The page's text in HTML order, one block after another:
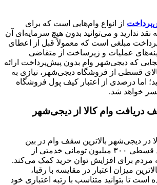
از انواع وام‌هایی است که برای
نقد ندارید و می‌توانید بدون هیچ سرمایه‌ای آن
مبلغی است که معمولاً قبل از اعطای
عملیات و زیرساخت از متقاضی
که دیجی‌شهر وام بدون پیش‌پرداخت ارائه
قسطی از فروشگاه دیجی‌شهر، نیازی به
اما درصدی از اعتبار کیف پول فروشگاه
خواهد شد.
دریافت وام کالا از دیجی‌شهر
در دیجی‌شهر بالاترین سقف وام در بین
رقباست. سقف خرید قسطی ۳۰۰ میلیون تومانی خدمتی از
برای افزایش توان خرید کمک می‌کند.
میزان اعتبار در مقایسه با رقبا،
تا بتوانید متناسب با رتبه اعتباری خود